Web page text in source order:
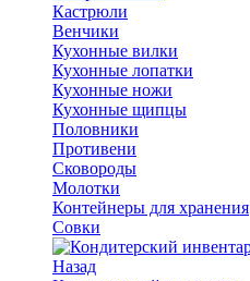
Кастрюли
Венчики
Кухонные вилки
Кухонные лопатки
Кухонные ножи
Кухонные щипцы
Половники
Противени
Сковороды
Молотки
Контейнеры для хранения
Совки
Назад